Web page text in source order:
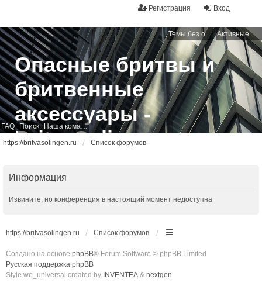
Вход
Регистрация
Темы без ответов Активные темы
FAQ Поиск Наша команда
Опасные бритвы и
бритвенные
аксессуары -
BritvaSolingen
https://britvasolingen.ru Список форумов
Информация
Извините, но конференция в настоящий момент недоступна
https://britvasolingen.ru Список форумов
Создано на основе phpBB® Forum Software © phpBB Limited
Русская поддержка phpBB
Style we_universal created by INVENTEA & nextgen